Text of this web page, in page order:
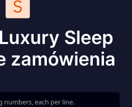
Sleep
zamówienia
numbers, each per line.